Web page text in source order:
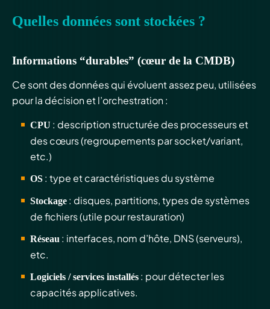
Quelles données sont stockées ?
Informations “durables” (cœur de la CMDB)
Ce sont des données qui évoluent assez peu, utilisées
pour la décision et l’orchestration :
CPU : description structurée des processeurs et
des cœurs (regroupements par socket/variant,
etc.)
OS : type et caractéristiques du système
Stockage : disques, partitions, types de systèmes
de fichiers (utile pour restauration)
Réseau : interfaces, nom d’hôte, DNS (serveurs),
etc.
Logiciels / services installés : pour détecter les
capacités applicatives.